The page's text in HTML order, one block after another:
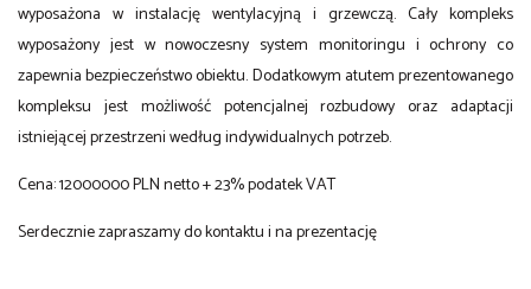
wyposażona w instalację wentylacyjną i grzewczą. Cały kompleks
wyposażony jest w nowoczesny system monitoringu i ochrony co
zapewnia bezpieczeństwo obiektu. Dodatkowym atutem prezentowanego
kompleksu jest możliwość potencjalnej rozbudowy oraz adaptacji
istniejącej przestrzeni według indywidualnych potrzeb.
Cena: 12000000 PLN netto + 23% podatek VAT
Serdecznie zapraszamy do kontaktu i na prezentację